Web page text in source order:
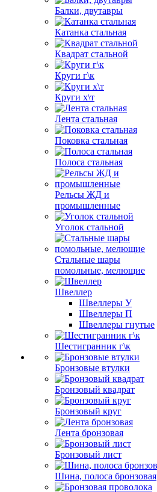
Балки, двутавры
Катанка стальная
Квадрат стальной
Круги г\к
Круги х\т
Лента стальная
Поковка стальная
Полоса стальная
Рельсы ЖД и
промышленные
Уголок стальной
Стальные шары
помольные, мелющие
Швеллер
Швеллеры У
Швеллеры П
Швеллеры гнутые
Шестигранник г\к
Бронзовые втулки
Бронзовый квадрат
Бронзовый круг
Лента бронзовая
Бронзовый лист
Шина, полоса бронзовая